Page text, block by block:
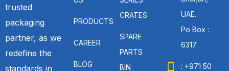
trusted
packaging
partner, as we
redefine the
standards in
PRODUCTS
CAREER
BLOG
CRATES
SPARE
PARTS
BIN
UAE.
Po Box :
6317
: +971 50